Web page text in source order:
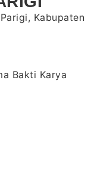
Kabupaten
Bakti Karya